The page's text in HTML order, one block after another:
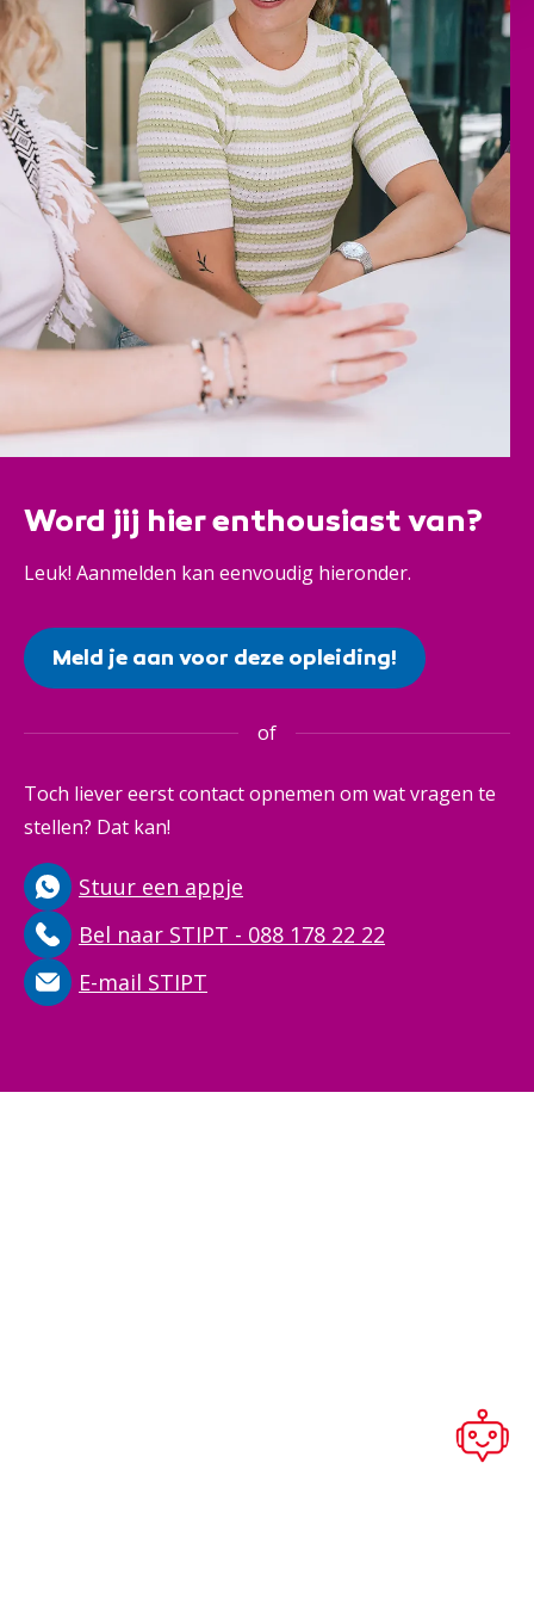
Word jij hier enthousiast van?
Leuk! Aanmelden kan eenvoudig hieronder.
Meld je aan voor deze opleiding!
of
Toch liever eerst contact opnemen om wat vragen te
stellen? Dat kan!
Stuur een appje
Bel naar STIPT - 088 178 22 22
E-mail STIPT